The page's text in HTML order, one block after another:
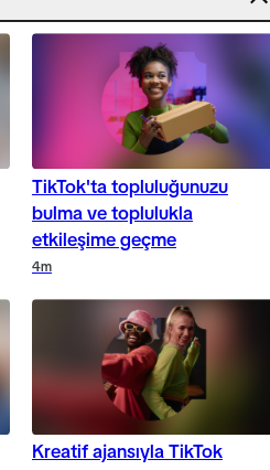
TikTok'ta topluluğunuzu
bulma ve toplulukla
etkileşime geçme
4m
Kreatif ajansıyla TikTok